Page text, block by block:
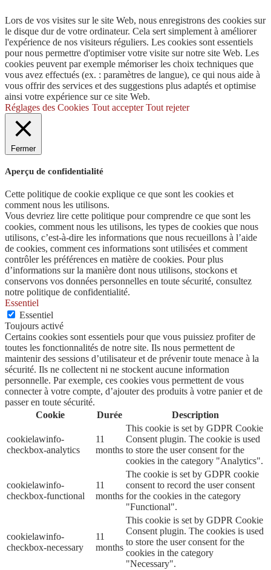
Lors de vos visites sur le site Web, nous enregistrons des cookies sur
le disque dur de votre ordinateur. Cela sert simplement à améliorer
l'expérience de nos visiteurs réguliers. Les cookies sont essentiels
pour nous permettre d'optimiser votre visite sur notre site Web. Les
cookies peuvent par exemple mémoriser les choix techniques que
vous avez effectués (ex. : paramètres de langue), ce qui nous aide à
vous offrir des services et des suggestions plus adaptés et optimise
ainsi votre expérience sur ce site Web.
Réglages des Cookies Tout accepter Tout rejeter
Fermer
Aperçu de confidentialité
Cette politique de cookie explique ce que sont les cookies et
comment nous les utilisons.
Vous devriez lire cette politique pour comprendre ce que sont les
cookies, comment nous les utilisons, les types de cookies que nous
utilisons, c’est-à-dire les informations que nous recueillons à l’aide
de cookies, comment ces informations sont utilisées et comment
contrôler les préférences en matière de cookies. Pour plus
d’informations sur la manière dont nous utilisons, stockons et
conservons vos données personnelles en toute sécurité, consultez
notre politique de confidentialité.
Essentiel
Essentiel
Toujours activé
Certains cookies sont essentiels pour que vous puissiez profiter de
toutes les fonctionnalités de notre site. Ils nous permettent de
maintenir des sessions d’utilisateur et de prévenir toute menace à la
sécurité. Ils ne collectent ni ne stockent aucune information
personnelle. Par exemple, ces cookies vous permettent de vous
connecter à votre compte, d’ajouter des produits à votre panier et de
passer en toute sécurité.
Cookie
Durée Description
cookielawinfo-
checkbox-analytics
11
months
This cookie is set by GDPR Cookie
Consent plugin. The cookie is used
to store the user consent for the
cookies in the category "Analytics".
cookielawinfo-
checkbox-functional
11
months
The cookie is set by GDPR cookie
consent to record the user consent
for the cookies in the category
"Functional".
cookielawinfo-
checkbox-necessary
11
months
This cookie is set by GDPR Cookie
Consent plugin. The cookies is used
to store the user consent for the
cookies in the category
"Necessary".